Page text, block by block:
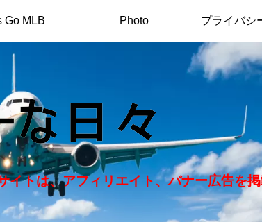
イトは、アフィリエイト、バナー広告を
Go MLB Photo プライバシ